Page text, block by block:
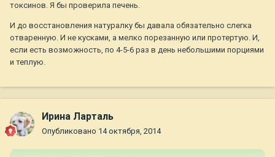
токсинов. Я бы проверила печень.
И до восстановления натуралку бы давала обязательно слегка
отваренную. И не кусками, а мелко порезанную или протертую. И,
если есть возможность, по 4-5-6 раз в день небольшими порциями
и теплую.
Ирина Ларталь
Опубликовано 14 октября, 2014